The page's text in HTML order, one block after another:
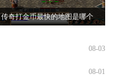
传奇打金币最快的地图是哪个
08-03
08-01